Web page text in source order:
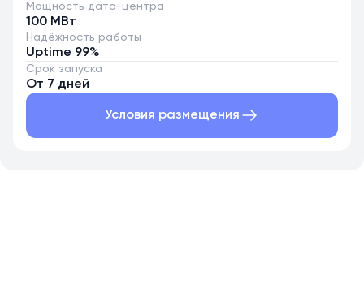
Мощность дата-центра
100 МВт
Надёжность работы
Uptime 99%
Срок запуска
От 7 дней
Условия размещения